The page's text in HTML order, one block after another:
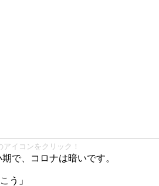
イコンをクリック！
で、コロナは暗いです。
う」